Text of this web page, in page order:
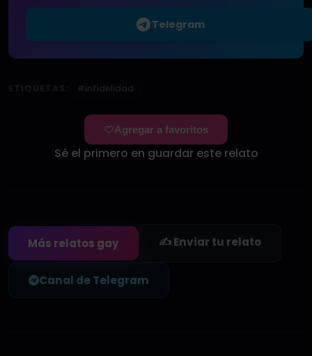
Telegram
#infidelidad
Agregar a favoritos
Sé el primero en guardar este relato
Más relatos gay ✍️ Enviar tu relato
Canal de Telegram